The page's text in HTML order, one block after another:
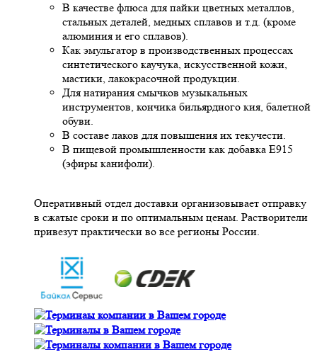
В качестве флюса для пайки цветных металлов,
стальных деталей, медных сплавов и т.д. (кроме
алюминия и его сплавов).
Как эмульгатор в производственных процессах
синтетического каучука, искусственной кожи,
мастики, лакокрасочной продукции.
Для натирания смычков музыкальных
инструментов, кончика бильярдного кия, балетной
обуви.
В составе лаков для повышения их текучести.
В пищевой промышленности как добавка Е915
(эфиры канифоли).
Оперативный отдел доставки организовывает отправку
в сжатые сроки и по оптимальным ценам. Растворители
привезут практически во все регионы России.